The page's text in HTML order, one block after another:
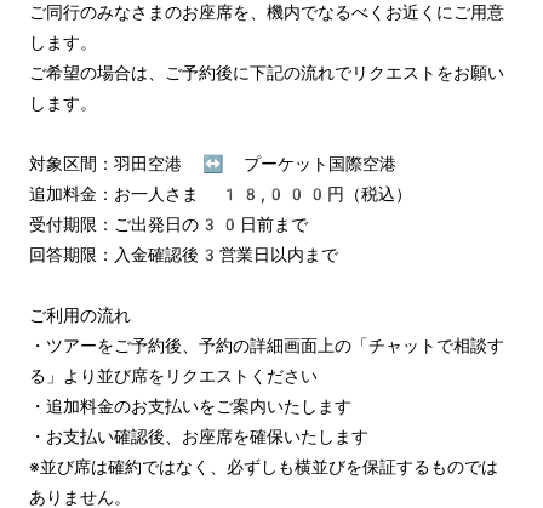
ご同行のみなさまのお座席を、機内でなるべくお近くにご用意
します。
ご希望の場合は、ご予約後に下記の流れでリクエストをお願い
します。
対象区間：羽田空港 ↔︎ プーケット国際空港
追加料金：お一人さま 18,000円（税込）
受付期限：ご出発日の30日前まで
回答期限：入金確認後3営業日以内まで
ご利用の流れ
・ツアーをご予約後、予約の詳細画面上の「チャットで相談す
る」より並び席をリクエストください
・追加料金のお支払いをご案内いたします
・お支払い確認後、お座席を確保いたします
※並び席は確約ではなく、必ずしも横並びを保証するものでは
ありません。